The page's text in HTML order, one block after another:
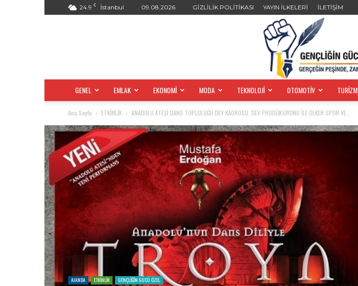
24.9 C İstanbul 09.08.2026 GİZLİLİK POLİTİKASI YAYIN İLKELERİ İLETİŞİM
GENÇLİĞİN
GENEL EMLAK EKONOMİ MODA TEKNOLOJİ OTOMOTİV TURİZM
Ana Sayfa ETKİNLİK ANADOLU ATEŞİ DANS TOPLULUĞU DEV KADROSU, DEV PRODÜKSİYONU İLE ÜLKER SPOR VE...
AJANDA ETKİNLİK GENÇLİĞİN GÜCÜ ÖZEL